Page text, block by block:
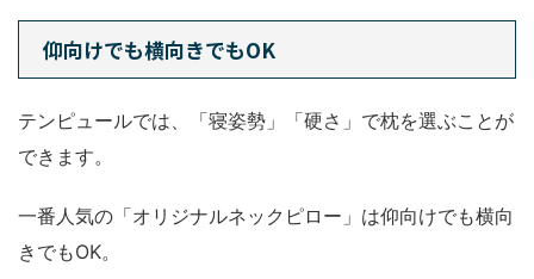
仰向けでも横向きでもOK
テンピュールでは、「寝姿勢」「硬さ」で枕を選ぶことが
できます。
一番人気の「オリジナルネックピロー」は仰向けでも横向
きでもOK。